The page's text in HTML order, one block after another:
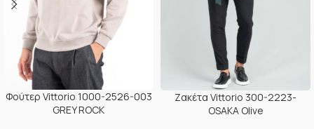
Φούτερ Vittorio 1000-2526-003
GREY ROCK
Ζακέτα Vittorio 300-2223-
OSAKA Olive